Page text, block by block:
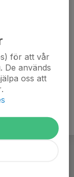
för att vår
De används
oss att